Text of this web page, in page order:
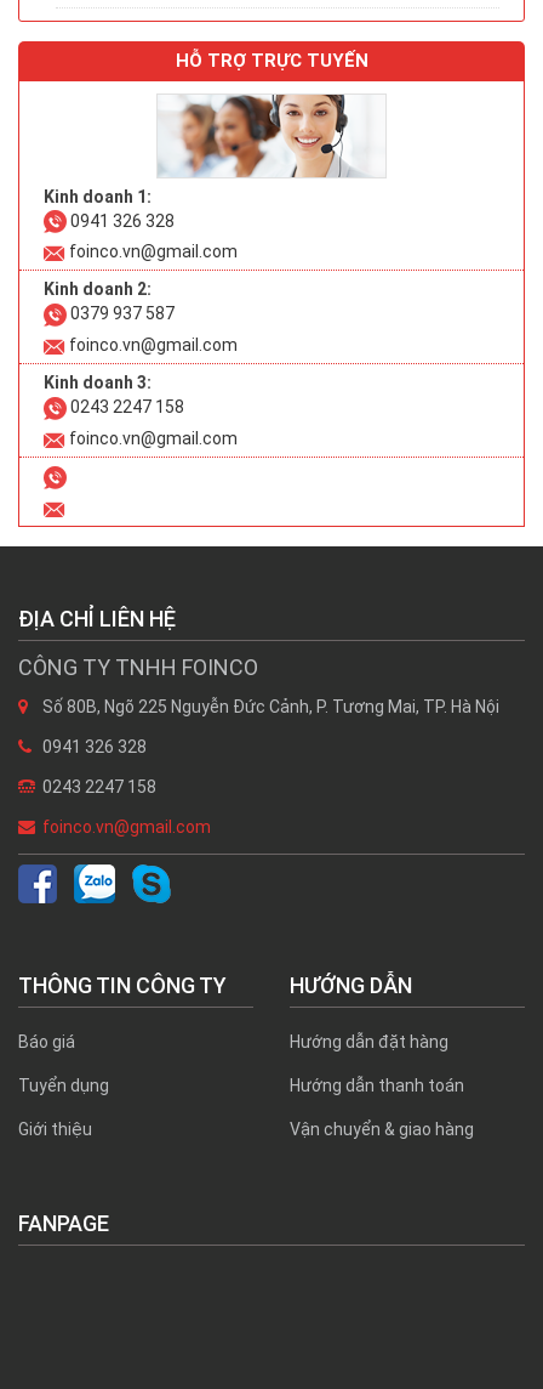
HỖ TRỢ TRỰC TUYẾN
Kinh doanh 1:
0941 326 328
foinco.vn@gmail.com
Kinh doanh 2:
0379 937 587
foinco.vn@gmail.com
Kinh doanh 3:
0243 2247 158
foinco.vn@gmail.com
ĐỊA CHỈ LIÊN HỆ
CÔNG TY TNHH FOINCO
Số 80B, Ngõ 225 Nguyễn Đức Cảnh, P. Tương Mai, TP. Hà Nội
0941 326 328
0243 2247 158
foinco.vn@gmail.com
THÔNG TIN CÔNG TY
Báo giá
Tuyển dụng
Giới thiệu
HƯỚNG DẪN
Hướng dẫn đặt hàng
Hướng dẫn thanh toán
Vận chuyển & giao hàng
FANPAGE